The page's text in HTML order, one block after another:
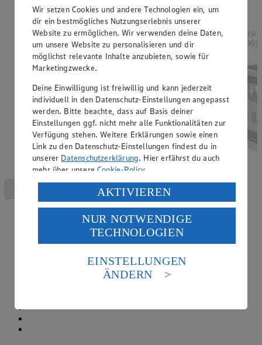
Rabatt)
versch. Sorten, 250 - 254 g, (1 kg = 7,52 - 7,40)
0,99)
Wir setzen Cookies und andere Technologien ein, um
dir ein bestmögliches Nutzungserlebnis unserer
Website zu ermöglichen. Wir verwenden deine Daten,
um unsere Website zu personalisieren und dir
möglichst relevante Inhalte anzubieten, sowie für
Marketingzwecke.
Deine Einwilligung ist freiwillig und kann jederzeit
individuell in den Datenschutz-Einstellungen angepasst
werden. Bitte beachte, dass auf Basis deiner
Einstellungen ggf. nicht mehr alle Funktionalitäten zur
Verfügung stehen. Weitere Erklärungen sowie einen
Link zu den Datenschutz-Einstellungen findest du in
unserer Datenschutzerklärung. Hier erfährst du auch
mehr über unsereCookie-Policy.
Verarbeitung deiner personenbezogenen Daten in den
USA durch Facebook und YouTube:
Wenn du auf „Aktivieren“ klickst, willigst du im Sinne
des Art. 49 Abs. 1 Satz 1 lit. a) DSGVO ein, dass deine
Daten in den USA verarbeitet werden. Der EuGH sieht
die USA als Land mit einem nach europäischen
Standards nicht angemessenen Datenschutzniveau an.
Es besteht das Risiko eines Zugriffs durch US-
Informationen zum Herausgeber der Seite findest du
AKTIVIEREN
NUR NOTWENDIGE
TECHNOLOGIEN
EINSTELLUNGEN
ÄNDERN